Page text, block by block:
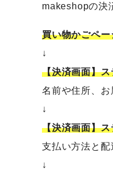
makeshopの決
買い物かごペー
↓
【決済画面】
名前や住所、
↓
【決済画面】
支払い方法と
↓